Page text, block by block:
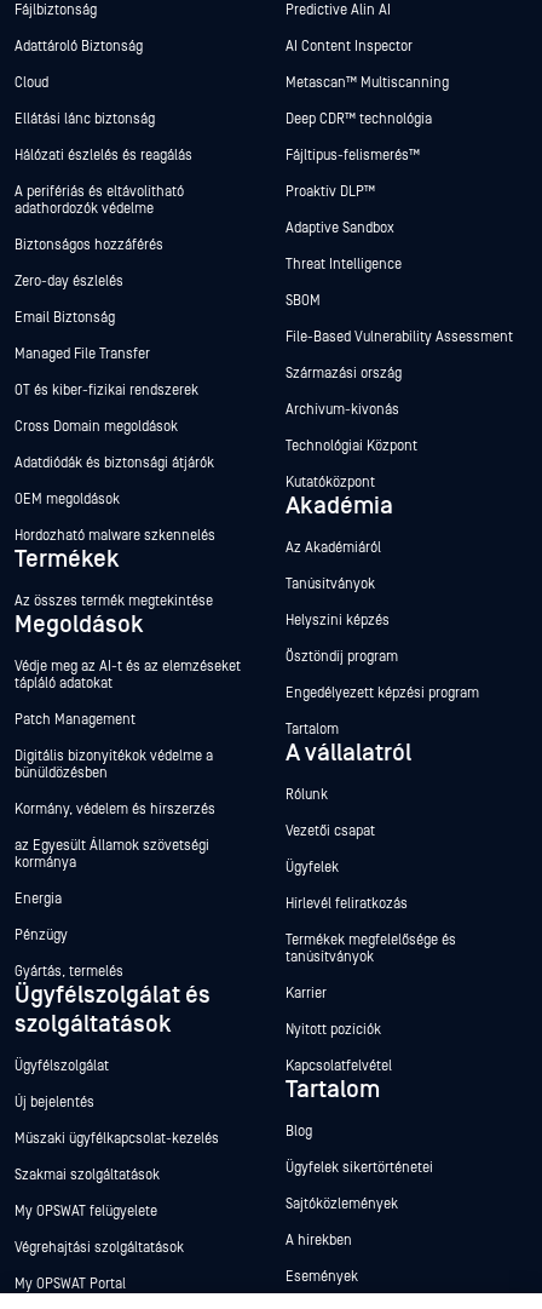
Fájlbiztonság
Adattároló Biztonság
Cloud
Ellátási lánc biztonság
Hálózati észlelés és reagálás
A perifériás és eltávolítható
adathordozók védelme
Biztonságos hozzáférés
Zero-day észlelés
Email Biztonság
Managed File Transfer
OT és kiber-fizikai rendszerek
Cross Domain megoldások
Adatdiódák és biztonsági átjárók
OEM megoldások
Hordozható malware szkennelés
Termékek
Az összes termék megtekintése
Megoldások
Védje meg az AI-t és az elemzéseket
tápláló adatokat
Patch Management
Digitális bizonyítékok védelme a
bűnüldözésben
Kormány, védelem és hírszerzés
az Egyesült Államok szövetségi
kormánya
Energia
Pénzügy
Gyártás, termelés
Ügyfélszolgálat és
szolgáltatások
Ügyfélszolgálat
Új bejelentés
Műszaki ügyfélkapcsolat-kezelés
Szakmai szolgáltatások
My OPSWAT felügyelete
Végrehajtási szolgáltatások
My OPSWAT Portal
Predictive Alin AI
AI Content Inspector
Metascan™ Multiscanning
Deep CDR™ technológia
Fájltípus-felismerés™
Proaktív DLP™
Adaptive Sandbox
Threat Intelligence
SBOM
File-Based Vulnerability Assessment
Származási ország
Archívum-kivonás
Technológiai Központ
Kutatóközpont
Akadémia
Az Akadémiáról
Tanúsítványok
Helyszíni képzés
Ösztöndíj program
Engedélyezett képzési program
Tartalom
A vállalatról
Rólunk
Vezetői csapat
Ügyfelek
Hírlevél feliratkozás
Termékek megfelelősége és
tanúsítványok
Karrier
Nyitott pozíciók
Kapcsolatfelvétel
Tartalom
Blog
Ügyfelek sikertörténetei
Sajtóközlemények
A hírekben
Események